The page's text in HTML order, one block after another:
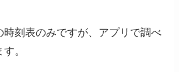
時刻表のみですが、アプリで調べ
。